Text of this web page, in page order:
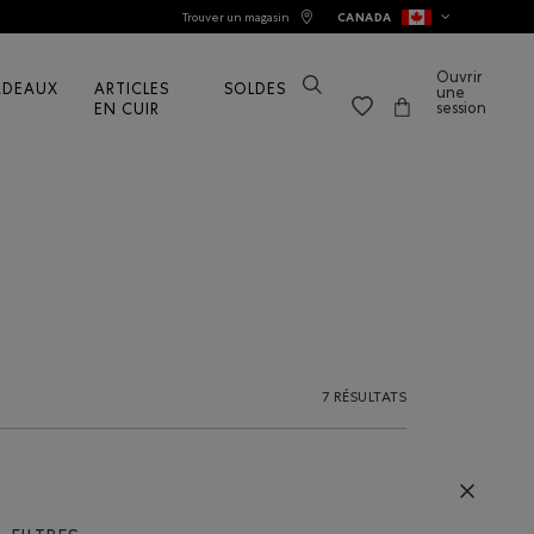
Trouver un magasin CANADA
ARTICLES
EN CUIR
SOLDES
Ouvrir
une
session
7 RÉSULTATS